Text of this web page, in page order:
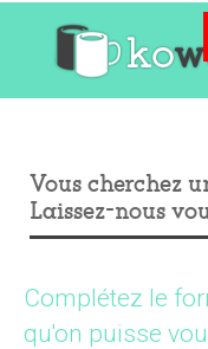
Vous cherchez
Laissez-nous
Complétez le
qu'on puisse